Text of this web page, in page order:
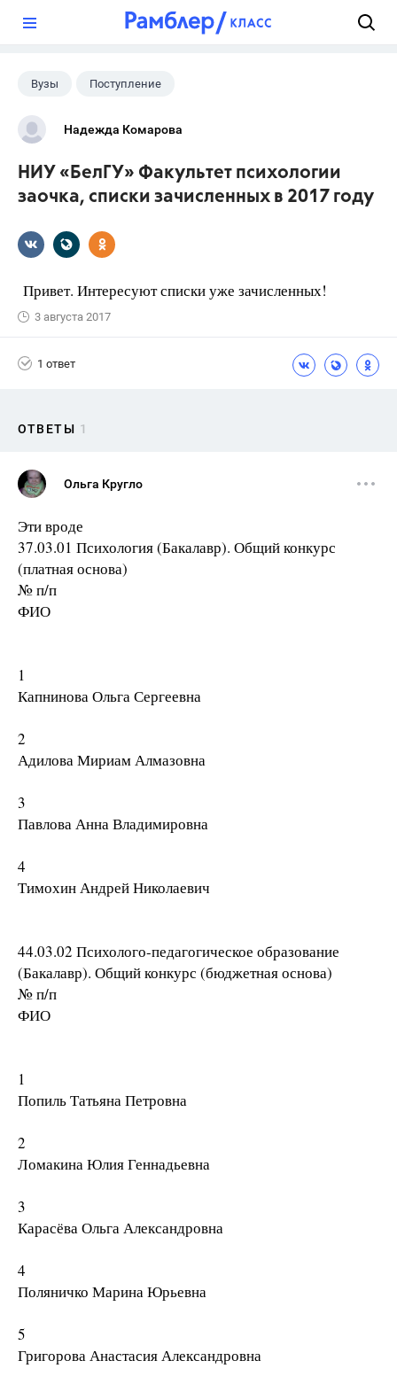
Вузы Поступление
Надежда Комарова
НИУ «БелГУ» Факультет психологии
заочка, списки зачисленных в 2017 году
Привет. Интересуют списки уже зачисленных!
3 августа 2017
1 ответ
ОТВЕТЫ 1
Ольга Кругло
Эти вроде
37.03.01 Психология (Бакалавр). Общий конкурс
(платная основа)
№ п/п
ФИО
1
Капнинова Ольга Сергеевна
2
Адилова Мириам Алмазовна
3
Павлова Анна Владимировна
4
Тимохин Андрей Николаевич
44.03.02 Психолого-педагогическое образование
(Бакалавр). Общий конкурс (бюджетная основа)
№ п/п
ФИО
1
Попиль Татьяна Петровна
2
Ломакина Юлия Геннадьевна
3
Карасёва Ольга Александровна
4
Поляничко Марина Юрьевна
5
Григорова Анастасия Александровна